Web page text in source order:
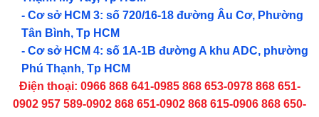
- Cơ sở HCM 3: số 720/16-18 đường Âu Cơ, Phường
Tân Bình, Tp HCM
- Cơ sở HCM 4: số 1A-1B đường A khu ADC, phường
Phú Thạnh, Tp HCM
Điện thoại: 0966 868 641-0985 868 653-0978 868 651-
0902 957 589-0902 868 651-0902 868 615-0906 868 650-